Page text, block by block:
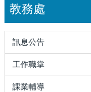
教務處
訊息公告
工作職掌
課業輔導